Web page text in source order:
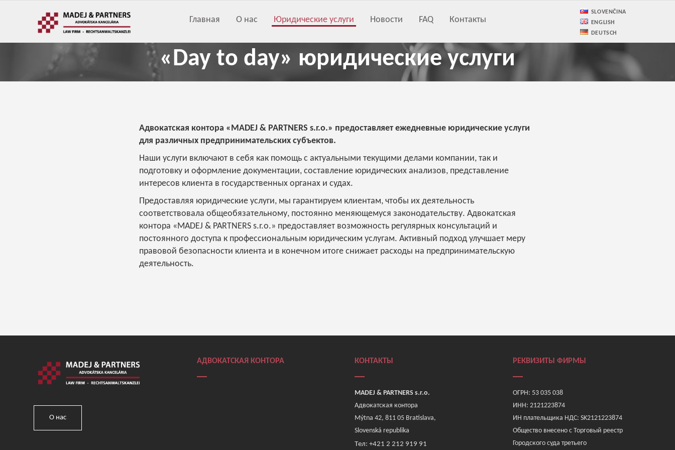
Главная О нас Юридические услуги Новости FAQ Контакты
SLOVENČINA
ENGLISH
DEUTSCH
«Day to day» юридические услуги
Адвокатская контора «MADEJ & PARTNERS s.r.o.» предоставляет ежедневные юридические услуги
для различных предпринимательских субъектов.
Наши услуги включают в себя как помощь с актуальными текущими делами компании, так и
подготовку и оформление документации, составление юридических анализов, представление
интересов клиента в государственных органах и судах.
Предоставляя юридические услуги, мы гарантируем клиентам, чтобы их деятельность
соответствовала общеобязательному, постоянно меняющемуся законодательству. Адвокатская
контора «MADEJ & PARTNERS s.r.o.» предоставляет возможность регулярных консультаций и
постоянного доступа к профессиональным юридическим услугам. Активный подход улучшает меру
правовой безопасности клиента и в конечном итоге снижает расходы на предпринимательскую
деятельность.
О нас
АДВОКАТСКАЯ КОНТОРА КОНТАКТЫ
MADEJ & PARTNERS s.r.o.
Адвокатская контора
Mýtna 42, 811 05 Bratislava,
Slovenská republika
Tел: +421 2 212 919 91
РЕКВИЗИТЫ ФИРМЫ
ОГРН: 53 035 038
ИНН: 2121223874
ИН плательщика НДС: SK2121223874
Общество внесено с Торговый реестр
Городского суда третьего